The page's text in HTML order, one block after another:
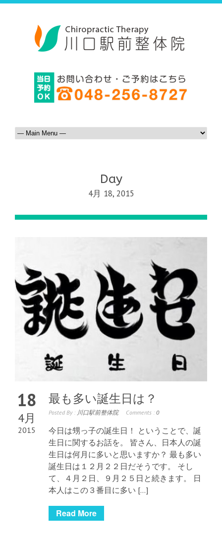
Day
4月 18, 2015
18
4月
2015
最も多い誕生日は？
Posted By : 川口駅前整体院 Comments : 0
今日は甥っ子の誕生日！ ということで、誕
生日に関するお話を。 皆さん、日本人の誕
生日は何月に多いと思いますか？ 最も多い
誕生日は１２月２２日だそうです。 そし
て、４月２日、９月２５日と続きます。 日
本人はこの３番目に多い […]
Read More